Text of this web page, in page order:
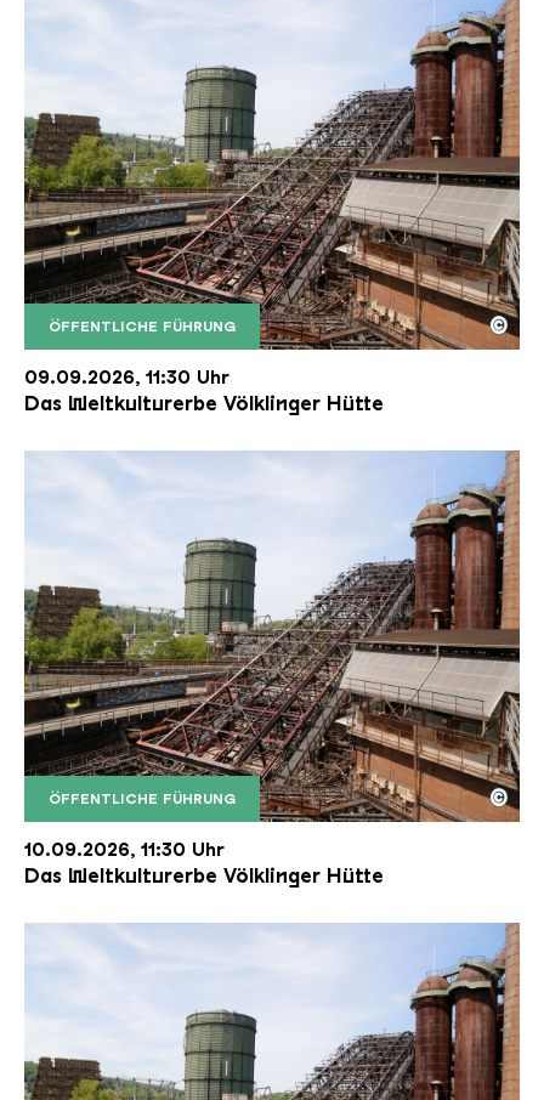
ÖFFENTLICHE FÜHRUNG
Der Erzschrägaufzug der Völklinger Hütte mit
Copyright: Weltkulturerbe Völklinger Hütte | Karl
©
09.09.2026, 11:30 Uhr
Das Weltkulturerbe Völklinger Hütte
ÖFFENTLICHE FÜHRUNG
Der Erzschrägaufzug der Völklinger Hütte mit
Copyright: Weltkulturerbe Völklinger Hütte | Karl
©
10.09.2026, 11:30 Uhr
Das Weltkulturerbe Völklinger Hütte